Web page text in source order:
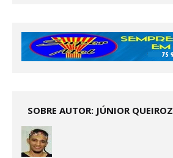
SOBRE AUTOR: JÚNIOR QUEIROZ